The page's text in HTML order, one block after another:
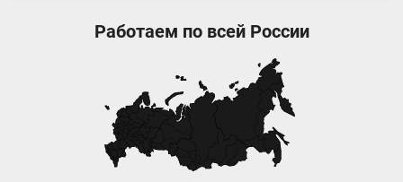
Работаем по всей России